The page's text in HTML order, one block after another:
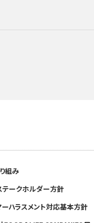
組み
テークホルダー方針
ーハラスメント対応基本方針